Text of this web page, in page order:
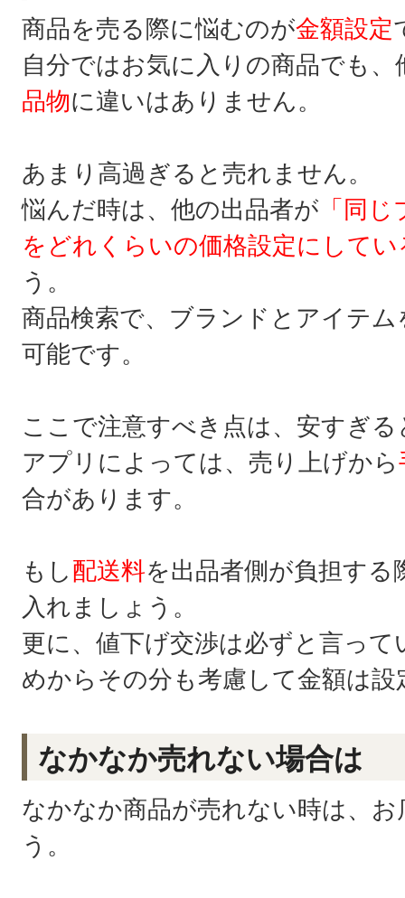
商品を売る際に悩むのが金額設定
自分ではお気に入りの商品でも
品物に違いはありません。
あまり高過ぎると売れません。
悩んだ時は、他の出品者が 「同
をどれくらいの価格設定にしてい
う。
商品検索で、ブランドとアイテ
可能です。
ここで注意すべき点は、安すぎ
アプリによっては、売り上げから
合があります。
もし配送料を出品者側が負担す
入れましょう。
更に、値下げ交渉は必ずと言っ
めからその分も考慮して金額は
なかなか売れない場合は
なかなか商品が売れない時は、
う。